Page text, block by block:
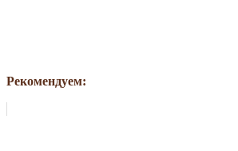
Рекомендуем: